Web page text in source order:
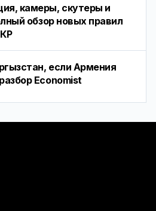
камеры, скутеры и
обзор новых правил
если Армения
Economist